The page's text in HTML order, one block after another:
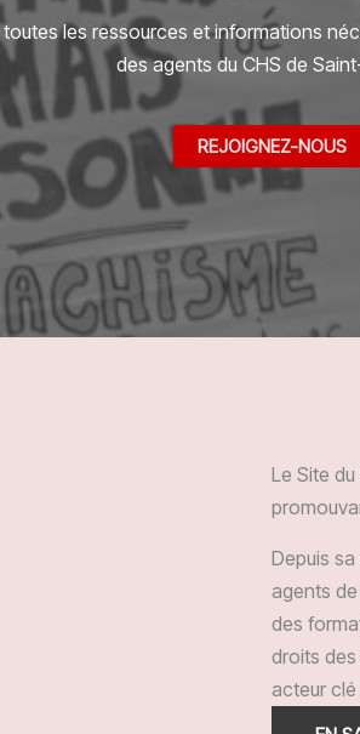
les ressources et informations
des agents du CHS de
REJOIGNEZ-NOUS
Le Site
Depuis
agents
des
droits
acteur